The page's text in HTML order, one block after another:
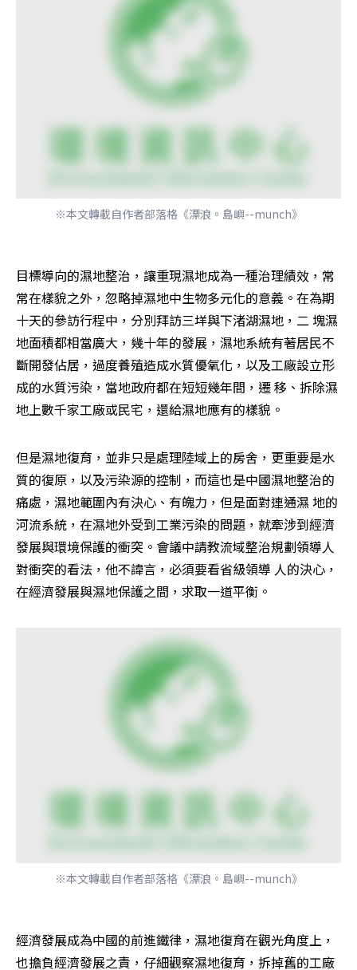
※本文轉載自作者部落格《漂浪。島嶼--munch》
目標導向的濕地整治，讓重現濕地成為一種治理績效，常
常在樣貌之外，忽略掉濕地中生物多元化的意義。在為期
十天的參訪行程中，分別拜訪三垟與下渚湖濕地，二 塊濕
地面積都相當廣大，幾十年的發展，濕地系統有著居民不
斷開發佔居，過度養殖造成水質優氧化，以及工廠設立形
成的水質污染，當地政府都在短短幾年間，遷 移、拆除濕
地上數千家工廠或民宅，還給濕地應有的樣貌。
但是濕地復育，並非只是處理陸域上的房舍，更重要是水
質的復原，以及污染源的控制，而這也是中國濕地整治的
痛處，濕地範圍內有決心、有魄力，但是面對連通濕 地的
河流系統，在濕地外受到工業污染的問題，就牽涉到經濟
發展與環境保護的衝突。會議中請教流域整治規劃領導人
對衝突的看法，他不諱言，必須要看省級領導 人的決心，
在經濟發展與濕地保護之間，求取一道平衡。
※本文轉載自作者部落格《漂浪。島嶼--munch》
經濟發展成為中國的前進鐵律，濕地復育在觀光角度上，
也擔負經濟發展之責，仔細觀察濕地復育，拆掉舊的工廠